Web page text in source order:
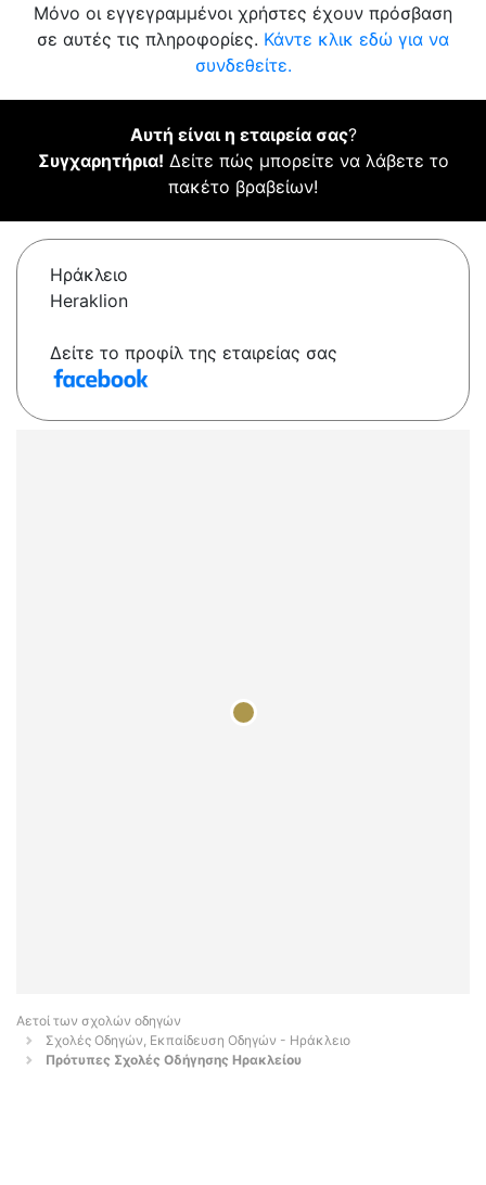
Μόνο οι εγγεγραμμένοι χρήστες έχουν πρόσβαση
σε αυτές τις πληροφορίες. Κάντε κλικ εδώ για να
συνδεθείτε.
Αυτή είναι η εταιρεία σας?
Συγχαρητήρια! Δείτε πώς μπορείτε να λάβετε το
πακέτο βραβείων!
Ηράκλειο
Heraklion
Δείτε το προφίλ της εταιρείας σας
Αετοί των σχολών οδηγών
Σχολές Οδηγών, Εκπαίδευση Οδηγών - Ηράκλειο
Πρότυπες Σχολές Οδήγησης Ηρακλείου